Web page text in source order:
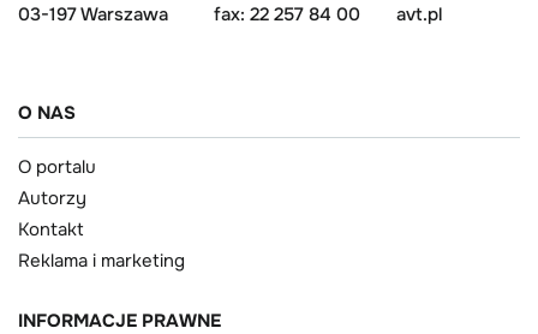
03-197 Warszawa
fax: 22 257 84 00
avt.pl
O NAS
O portalu
Autorzy
Kontakt
Reklama i marketing
INFORMACJE PRAWNE